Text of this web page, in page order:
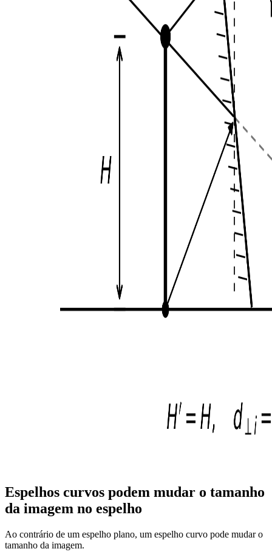
Espelhos curvos podem mudar o tamanho
da imagem no espelho
Ao contrário de um espelho plano, um espelho curvo pode mudar o
tamanho da imagem.